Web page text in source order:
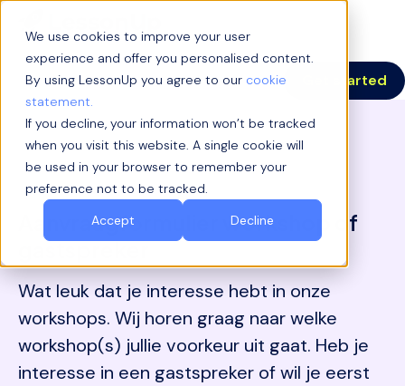
We use cookies to improve your user
experience and offer you personalised content.
By using LessonUp you agree to our cookie
statement.
If you decline, your information won’t be tracked
when you visit this website. A single cookie will
be used in your browser to remember your
preference not to be tracked.
Accept
Decline
Get started
Aanvraagformulier workshop of
gastspreker
Wat leuk dat je interesse hebt in onze
workshops. Wij horen graag naar welke
workshop(s) jullie voorkeur uit gaat. Heb je
interesse in een gastspreker of wil je eerst